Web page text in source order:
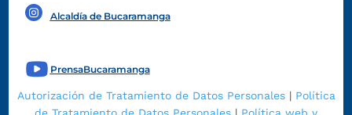
Alcaldía de Bucaramanga
PrensaBucaramanga
Autorización de Tratamiento de Datos Personales| Política